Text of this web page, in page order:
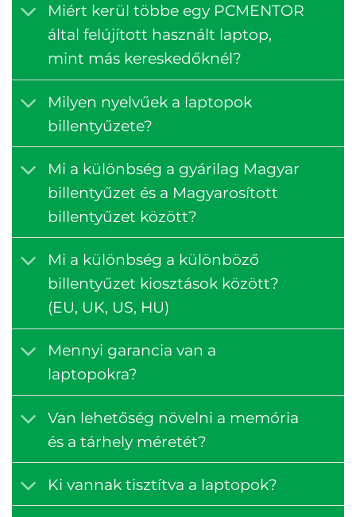
Miért kerül többe egy PCMENTOR
által felújított használt laptop,
mint más kereskedőknél?
Milyen nyelvűek a laptopok
billentyűzete?
Mi a különbség a gyárilag Magyar
billentyűzet és a Magyarosított
billentyűzet között?
Mi a különbség a különböző
billentyűzet kiosztások között?
(EU, UK, US, HU)
Mennyi garancia van a
laptopokra?
Van lehetőség növelni a memória
és a tárhely méretét?
Ki vannak tisztítva a laptopok?